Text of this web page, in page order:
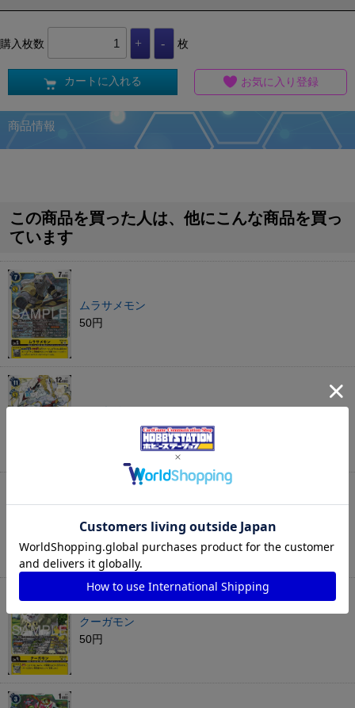
購入枚数 枚
カートに入れる お気に入り登録
商品情報
この商品を買った人は、他にこんな商品を買っ
ています
ムラサメモン
50円
ハバキリモン
50円
クーガモン
50円